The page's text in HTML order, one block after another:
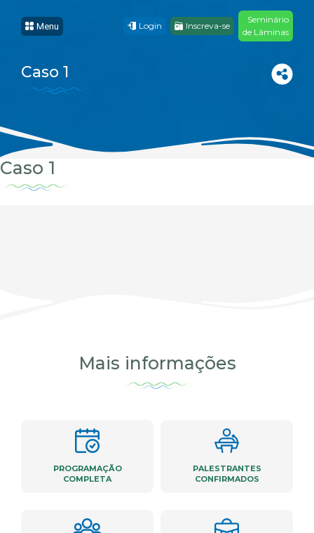
Caso 1
Menu Login Inscreva-se
Seminário
de Lâminas
Caso 1
Mais informações
PROGRAMAÇÃO
COMPLETA
PALESTRANTES
CONFIRMADOS